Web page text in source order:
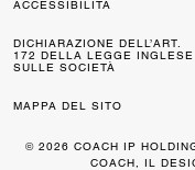
ACCESSIBILITÀ
DICHIARAZIONE DELL’ART.
172 DELLA LEGGE INGLESE
SULLE SOCIETÀ
MAPPA DEL SITO
© 2026 COACH IP
COACH, IL